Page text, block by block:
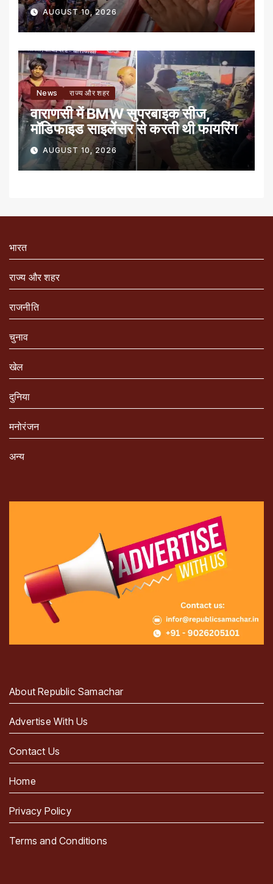
AUGUST 10, 2026
News राज्य और शहर
वाराणसी में BMW सुपरबाइक सीज,
मॉडिफाइड साइलेंसर से करती थी फायरिंग
AUGUST 10, 2026
भारत
राज्य और शहर
राजनीति
चुनाव
खेल
दुनिया
मनोरंजन
अन्य
About Republic Samachar
Advertise With Us
Contact Us
Home
Privacy Policy
Terms and Conditions